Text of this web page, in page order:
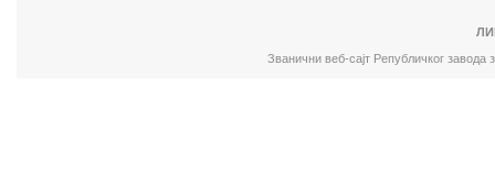
Званични веб-сајт Републичког